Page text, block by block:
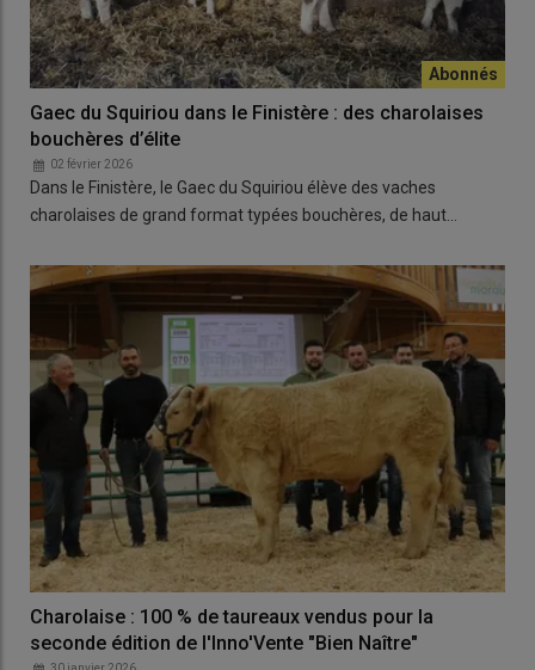
Gaec du Squiriou dans le Finistère : des charolaises
bouchères d’élite
02 février 2026
Dans le Finistère, le Gaec du Squiriou élève des vaches
charolaises de grand format typées bouchères, de haut…
Charolaise : 100 % de taureaux vendus pour la
seconde édition de l'Inno'Vente "Bien Naître"